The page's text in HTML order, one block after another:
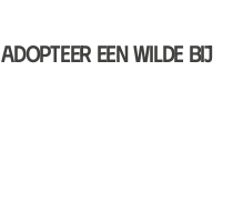
Adopteer een wilde bij